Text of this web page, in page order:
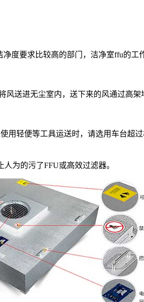
要求比较高的部门，洁净室ffu的工
进无尘室内，送下来的风通过高架
轻便等工具运送时，请选用车台超
为的污了FFU或高效过滤器。